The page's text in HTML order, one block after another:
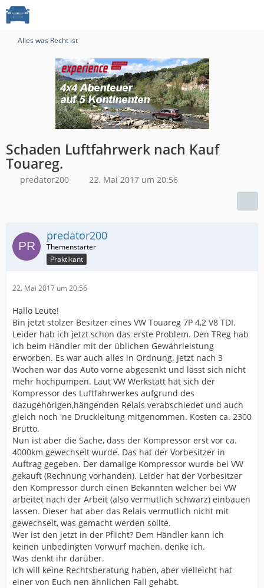
Alles was Recht ist
Schaden Luftfahrwerk nach Kauf
Touareg.
predator200 22. Mai 2017 um 20:56
predator200
Praktikant
22. Mai 2017 um 20:56
Hallo Leute!
Bin jetzt stolzer Besitzer eines VW Touareg 7P 4,2 V8 TDI.
Leider hab ich jetzt schon das erste Problem. Den TReg hab
ich beim Händler mit der üblichen Gewährleistung
erworben. Es war auch alles in Ordnung. Jetzt nach 3
Wochen war das Auto vorne abgesenkt und lässt sich nicht
mehr hochpumpen. Laut VW Werkstatt hat sich der
Kompressor des Luftfahrwerkes aufgrund des
dazugehörigen,hängenden Relais verabschiedet und auch
gleich noch 'ne Druckleitung mitgenommen. Kosten ca. 2300
Brutto.
Nun ist aber die Sache, dass der Kompressor erst vor ca.
4000km gewechselt wurde. Das hat der Vorbesitzer in
Auftrag gegeben. Der damalige Kompressor wurde bei VW
gekauft (Rechnung vorhanden). Leider hat der Vorbesitzer
den Kompressor durch einen Bekannten welcher bei VW
arbeitet nach der Arbeit (also vermutlich schwarz) einbauen
lassen. Dieser hat aber das Relais vermutlich nicht mit
gewechselt, was gemacht werden sollte.
Wer ist den jetzt in der Pflicht? Dem Händler kann ich
keinen unbedingten Vorwurf machen, denke ich.
Was denkt ihr darüber.
Ich will keine Rechtsberatung haben, aber vielleicht hat
einer von Euch nen ähnlichen Fall gehabt.